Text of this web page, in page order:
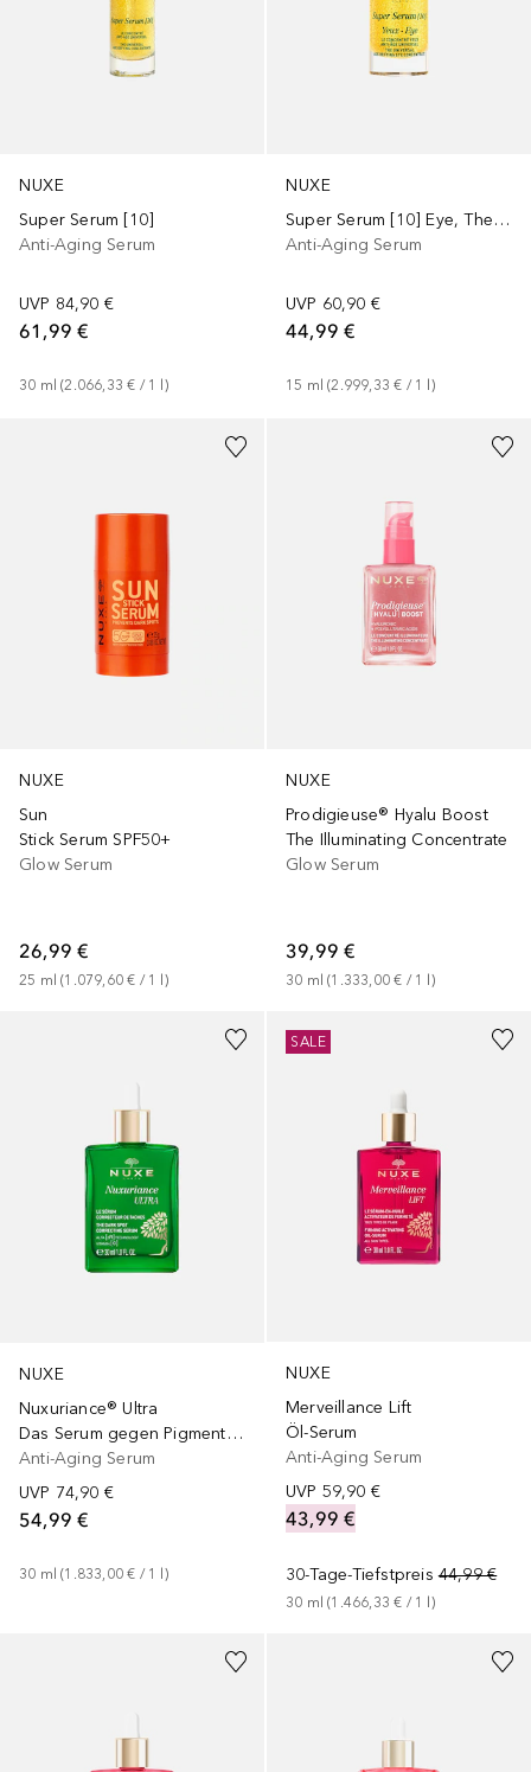
NUXE
Super Serum [10]
Anti-Aging Serum
UVP 84,90 €
61,99 €
30 ml (2.066,33 € / 1 )
NUXE
Super Serum [10] Eye, The universal age-defying eye concentrate
Anti-Aging Serum
UVP 60,90 €
44,99 €
15 ml (2.999,33 € / 1 )
NUXE
Sun
Stick Serum SPF50+
Glow Serum
26,99 €
25 ml (1.079,60 € / 1 )
NUXE
Prodigieuse® Hyalu Boost
The Illuminating Concentrate
Glow Serum
39,99 €
30 ml (1.333,00 € / 1 )
NUXE
Nuxuriance® Ultra
Das Serum gegen Pigmentflecken, Nuxuriance Ultra 30 ml
Anti-Aging Serum
UVP 74,90 €
54,99 €
30 ml (1.833,00 € / 1 l)
NUXE
Merveillance Lift
Öl-Serum
Anti-Aging Serum
UVP 59,90 €
43,99 €
30-Tage-Tiefstpreis 44,99 €
30 ml (1.466,33 € / 1 )
SALE